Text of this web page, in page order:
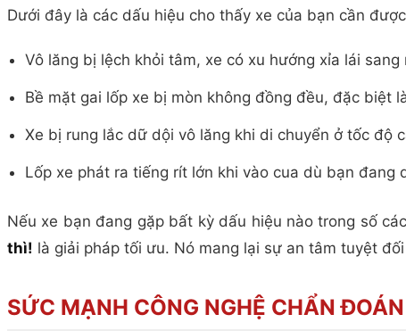
Dưới đây là các dấu hiệu cho thấy xe của bạn cần
Vô lăng bị lệch khỏi tâm, xe có xu hướng xỉa lái
Bề mặt gai lốp xe bị mòn không đồng đều, đặc biệt
Xe bị rung lắc dữ dội vô lăng khi di chuyển ở tốc độ
Lốp xe phát ra tiếng rít lớn khi vào cua dù bạn đang
Nếu xe bạn đang gặp bất kỳ dấu hiệu nào trong số
thì! là giải pháp tối ưu. Nó mang lại sự an tâm tuyệt
SỨC MẠNH CÔNG NGHỆ CHẨN